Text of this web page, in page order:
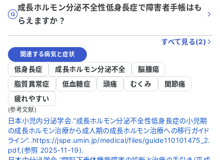
成長ホルモン分泌不全性低身長症で障害者手帳はも
らえますか？
すべて見る(2)
関連する病気と症状
低身長症 成長ホルモン分泌不全
脳腫瘍
脂質異常症
低血糖症 頭痛 むくみ
関節痛
疲れやすい
(参考文献)
日本小児内分泌学会.“成長ホルモン分泌不全性低身長症の小児期
の成長ホルモン治療から成人期の成長ホルモン治療への移行ガイド
ライン”..https://jspe.umin.jp/medical/files/guide110101475_2.
pdf,(参照 2025-11-19).